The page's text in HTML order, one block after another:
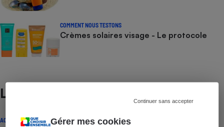
Gérer mes cookies
Continuer sans accepter
COMMENT NOUS TESTONS
Crèmes solaires visage - Le protocole
Lire aussi
ACTUALITÉ